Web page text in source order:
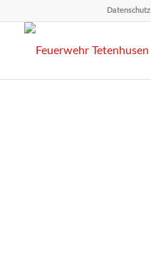
Datenschutz